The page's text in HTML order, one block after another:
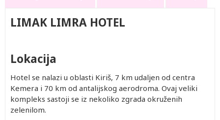
LIMAK LIMRA HOTEL
Lokacija
Hotel se nalazi u oblasti Kiriš, 7 km udaljen od centra
Kemera i 70 km od antalijskog aerodroma. Ovaj veliki
kompleks sastoji se iz nekoliko zgrada okruženih
zelenilom.